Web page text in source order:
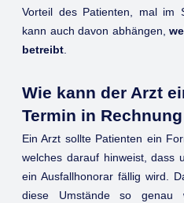
Vorteil des Patienten, mal im
kann auch davon abhängen,
betreibt
Wie kann der Arzt
Termin in
Ein Arzt sollte Patienten ein
welches darauf hinweist, dass
ein Ausfallhonorar fällig wird.
diese Umstände so genau